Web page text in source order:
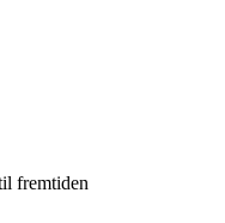
fremtiden